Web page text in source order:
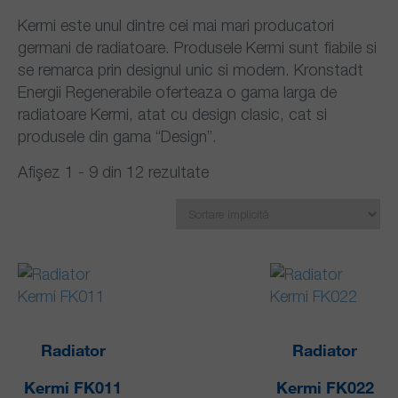
Kermi este unul dintre cei mai mari producatori
germani de radiatoare. Produsele Kermi sunt fiabile si
se remarca prin designul unic si modern. Kronstadt
Energii Regenerabile oferteaza o gama larga de
radiatoare Kermi, atat cu design clasic, cat si
produsele din gama “Design”.
Afișez 1 - 9 din 12 rezultate
Radiator
Kermi FK011
Radiator
Kermi FK022